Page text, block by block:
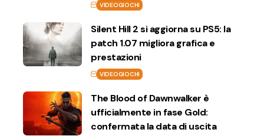
VIDEOGIOCHI
Silent Hill 2 si aggiorna su PS5: la
patch 1.07 migliora grafica e
prestazioni
VIDEOGIOCHI
The Blood of Dawnwalker è
ufficialmente in fase Gold:
confermata la data di uscita